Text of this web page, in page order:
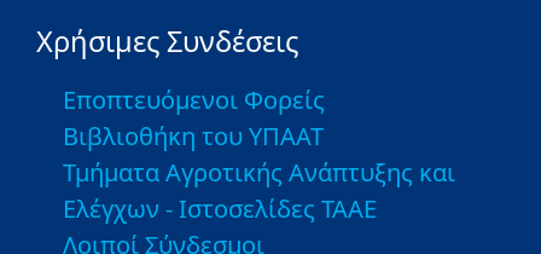
Χρήσιμες Συνδέσεις
Εποπτευόμενοι Φορείς
Βιβλιοθήκη του ΥΠΑΑΤ
Τμήματα Αγροτικής Ανάπτυξης και
Ελέγχων - Ιστοσελίδες ΤΑΑΕ
Λοιποί Σύνδεσμοι